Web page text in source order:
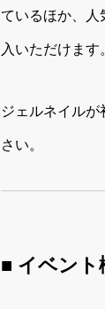
ているほか、人
入いただけます
ジェルネイル
さい。
■ イベント